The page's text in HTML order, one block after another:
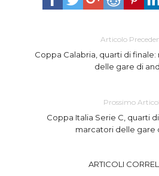
Articolo
Coppa Calabria, quarti di
delle gare di
Prossimo
Coppa Italia Serie C, quarti
marcatori delle gare
ARTICOLI